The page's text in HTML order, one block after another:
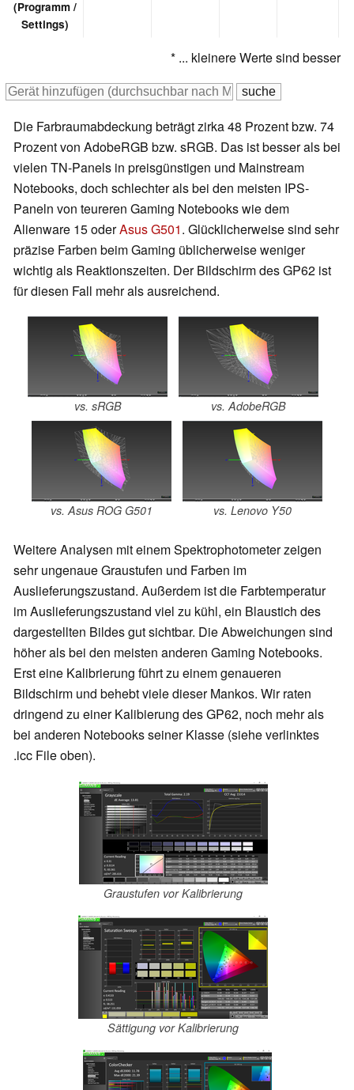
(Programm /
Settings)
* ... kleinere Werte sind besser
Die Farbraumabdeckung beträgt zirka 48 Prozent bzw. 74
Prozent von AdobeRGB bzw. sRGB. Das ist besser als bei
vielen TN-Panels in preisgünstigen und Mainstream
Notebooks, doch schlechter als bei den meisten IPS-
Paneln von teureren Gaming Notebooks wie dem
Alienware 15 oderAsus G501. Glücklicherweise sind sehr
präzise Farben beim Gaming üblicherweise weniger
wichtig als Reaktionszeiten. Der Bildschirm des GP62 ist
für diesen Fall mehr als ausreichend.
vs. sRGB vs. AdobeRGB
vs. Asus ROG G501 vs. Lenovo Y50
Weitere Analysen mit einem Spektrophotometer zeigen
sehr ungenaue Graustufen und Farben im
Auslieferungszustand. Außerdem ist die Farbtemperatur
im Auslieferungszustand viel zu kühl, ein Blaustich des
dargestellten Bildes gut sichtbar. Die Abweichungen sind
höher als bei den meisten anderen Gaming Notebooks.
Erst eine Kalibrierung führt zu einem genaueren
Bildschirm und behebt viele dieser Mankos. Wir raten
dringend zu einer Kalibierung des GP62, noch mehr als
bei anderen Notebooks seiner Klasse (siehe verlinktes
.icc File oben).
Graustufen vor Kalibrierung
Sättigung vor Kalibrierung